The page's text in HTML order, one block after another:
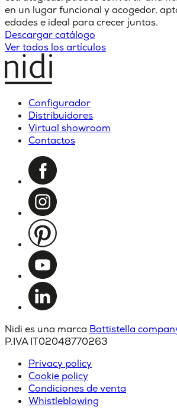
en un lugar funcional y acogedor,
edades e ideal para crecer juntos.
Descargar catálogo
Ver todos los artículos
Configurador
Distribuidores
Virtual showroom
Contactos
Nidi es una marca Battistella
P.IVA IT02048770263
Privacy policy
Cookie policy
Condiciones de venta
Whistleblowing